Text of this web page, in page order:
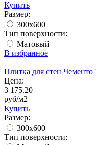
Купить
Размер:
300x600
Тип поверхности:
Матовый
В избранное
Плитка для стен Чементо
Цена:
3 175.20
руб/м2
Купить
Размер:
300x600
Тип поверхности: